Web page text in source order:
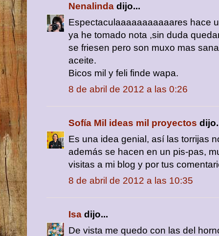
Nenalinda dijo...
Espectaculaaaaaaaaaaares hace
ya he tomado nota ,sin duda
se friesen pero son muxo mas
aceite.
Bicos mil y feli finde wapa.
8 de abril de 2012 a las 0:26
Sofía Mil ideas mil proyectos
Es una idea genial, así las torrijas
además se hacen en un pis-pas,
visitas a mi blog y por tus
8 de abril de 2012 a las 10:35
Isa dijo...
De vista me quedo con las del